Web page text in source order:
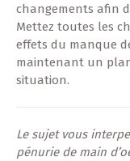
changements afin
Mettez toutes les
effets du manque
maintenant un
situation.
Le sujet vous
pénurie de main